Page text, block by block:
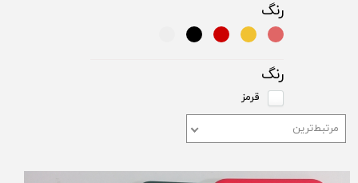
رنگ
رنگ
قرمز
مرتبط‌ترین